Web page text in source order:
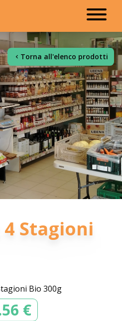
Torna all'elenco prodotti
Stagioni
€